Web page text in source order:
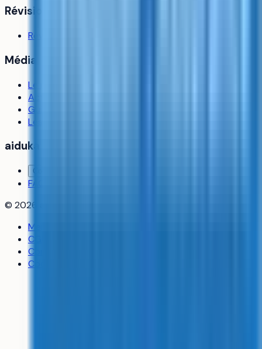
Révision
Révisions
Média
Le média
Actualités
Guides
Les classements
aiduka
Contact
FAQ
© 2026
Mentions légales
CGU
Confidentialité
Cookies